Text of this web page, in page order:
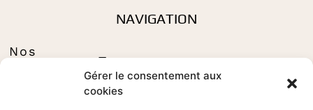
Gérer le consentement aux
cookies
NAVIGATION
Nos
Nos animations